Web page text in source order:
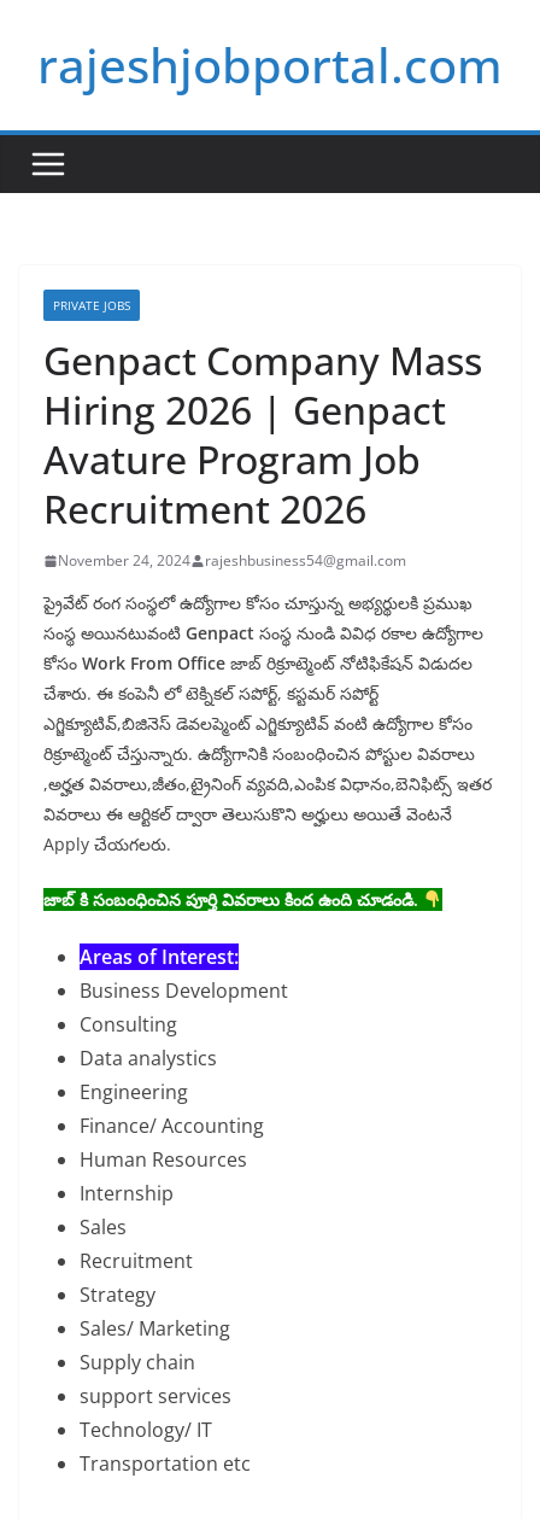
contentrajeshjobportal.com
PRIVATE JOBS
Genpact Company Mass
Hiring 2026 | Genpact
Avature Program Job
Recruitment 2026
November 24, 2024 rajeshbusiness54@gmail.com
ప్రైవేట్ రంగ సంస్థలో ఉద్యోగాల కోసం చూస్తున్న అభ్యర్థులకి ప్రముఖ
సంస్థ అయినటువంటి Genpact సంస్థ నుండి వివిధ రకాల ఉద్యోగాల
కోసం Work From Office జాబ్ రిక్రూట్మెంట్ నోటిఫికేషన్ విడుదల
చేశారు. ఈ కంపెనీ లో టెక్నికల్ సపోర్ట్, కస్టమర్ సపోర్ట్
ఎగ్జిక్యూటివ్,బిజినెస్ డెవలప్మెంట్ ఎగ్జిక్యూటివ్ వంటి ఉద్యోగాల కోసం
రిక్రూట్మెంట్ చేస్తున్నారు. ఉద్యోగానికి సంబంధించిన పోస్టుల వివరాలు
,అర్హత వివరాలు,జీతం,ట్రైనింగ్ వ్యవది,ఎంపిక విధానం,బెనిఫిట్స్ ఇతర
వివరాలు ఈ ఆర్టికల్ ద్వారా తెలుసుకొని అర్హులు అయితే వెంటనే
Apply చేయగలరు.
జాబ్ కి సంబంధించిన పూర్తి వివరాలు కింద ఉంది చూడండి.
Areas of Interest:
Business Development
Consulting
Data analystics
Engineering
Finance/ Accounting
Human Resources
Internship
Sales
Recruitment
Strategy
Sales/ Marketing
Supply chain
support services
Technology/ IT
Transportation etc